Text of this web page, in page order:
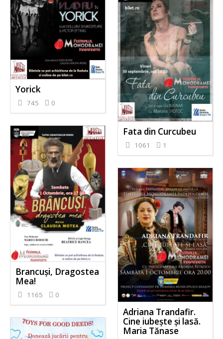
Yorick
745 0
Fata din Curcubeu
1061 1
Brancuși, Dragostea
Mea!
1165 0
Adriana Trandafir.
Cine iubește și lasă.
Maria Tănase